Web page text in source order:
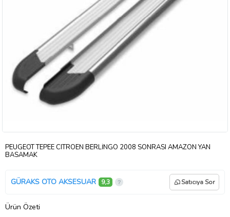
PEUGEOT TEPEE CITROEN BERLİNGO 2008 SONRASI AMAZON YAN
BASAMAK
GÜRAKS OTO AKSESUAR 9,3 Satıcıya Sor
Ürün Özeti